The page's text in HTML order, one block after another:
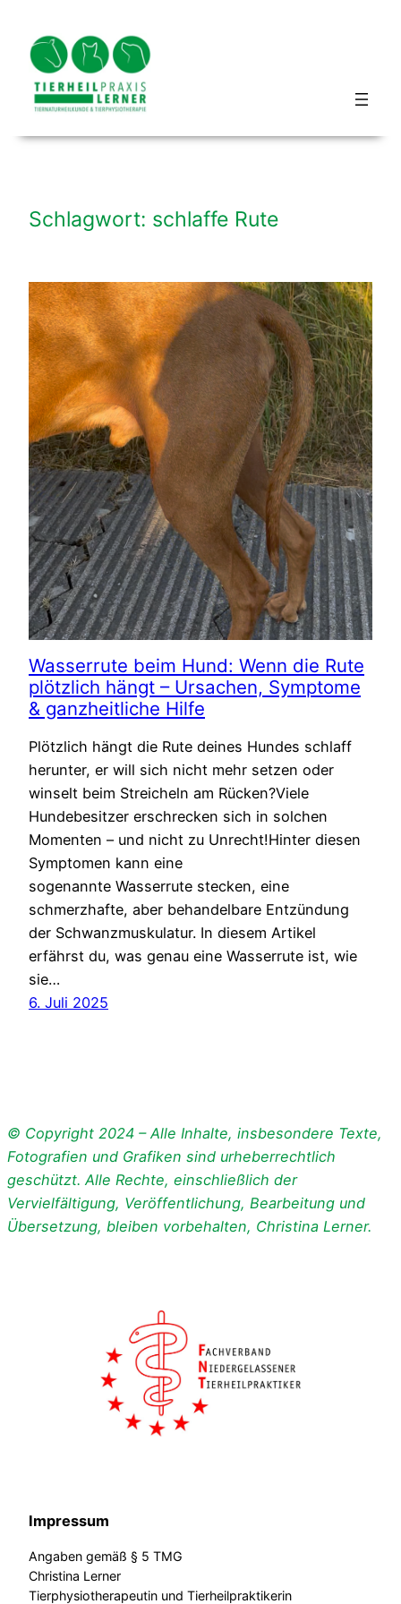
Inhalt
springen
Schlagwort: schlaffe Rute
Wasserrute beim Hund: Wenn die Rute
plötzlich hängt – Ursachen, Symptome
& ganzheitliche Hilfe
Plötzlich hängt die Rute deines Hundes schlaff
herunter, er will sich nicht mehr setzen oder
winselt beim Streicheln am Rücken?Viele
Hundebesitzer erschrecken sich in solchen
Momenten – und nicht zu Unrecht!Hinter diesen
Symptomen kann eine
sogenannte Wasserrute stecken, eine
schmerzhafte, aber behandelbare Entzündung
der Schwanzmuskulatur. In diesem Artikel
erfährst du, was genau eine Wasserrute ist, wie
sie…
6. Juli 2025
© Copyright 2024 – Alle Inhalte, insbesondere Texte,
Fotografien und Grafiken sind urheberrechtlich
geschützt. Alle Rechte, einschließlich der
Vervielfältigung, Veröffentlichung, Bearbeitung und
Übersetzung, bleiben vorbehalten, Christina Lerner.
Impressum
Angaben gemäß § 5 TMG
Christina Lerner
Tierphysiotherapeutin und Tierheilpraktikerin